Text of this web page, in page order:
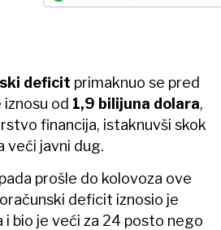
deficit primaknuo se pred
od 1,9 bilijuna dolara,
financija, istaknuvši skok
veći javni dug.
prošle do kolovoza ove
deficit iznosio je
i bio je veći za 24 posto nego